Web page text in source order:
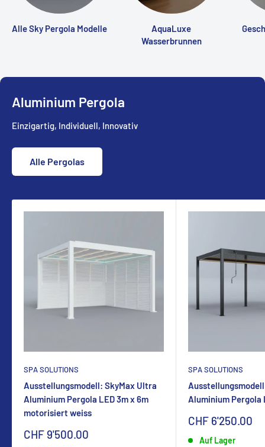
Alle Sky Pergola Modelle
AquaLuxe
Wasserbrunnen
Aluminium Pergola
Einzigartig, Individuell, Innovativ
Alle Pergolas
SPA SOLUTIONS
Ausstellungsmodell: SkyMax Ultra
Aluminium Pergola LED 3m x 6m
motorisiert weiss
Sonderpreis
CHF 9'500.00
SPA SOLUTIONS
Aluminium Pergola
Sonderpreis
CHF 6'250.00
Auf Lager